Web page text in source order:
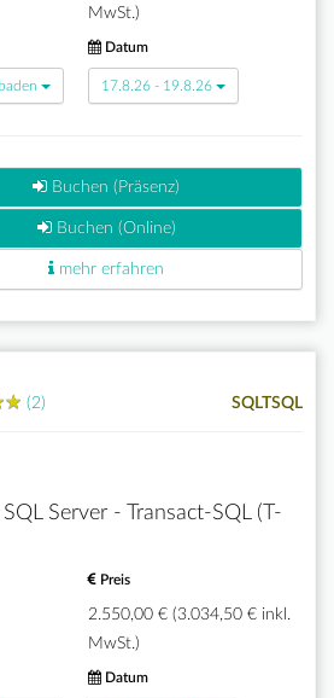
MwSt.)
Datum
17.8.26 - 19.8.26
Buchen (Präsenz)
Buchen (Online)
mehr erfahren
★
★ (2) SQLTSQL
Server - Transact-SQL (T-
Preis
2.550,00 € (3.034,50 € inkl.
MwSt.)
Datum